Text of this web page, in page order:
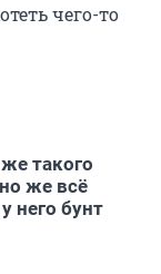
чего-то
такого
же всё
него бунт